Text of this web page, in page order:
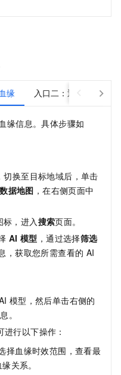
缘 入口二：通过PAI查看
缘信息。具体步骤如
切换至目标地域后，单击
数据地图 ，在右侧页面中
标，进入搜索页面。
AI 模型 ，通过选择筛选
，获取您所需查看的 AI
模型，然后单击右侧的
。
行以下操作：
择血缘时效范围，查看最
关系。